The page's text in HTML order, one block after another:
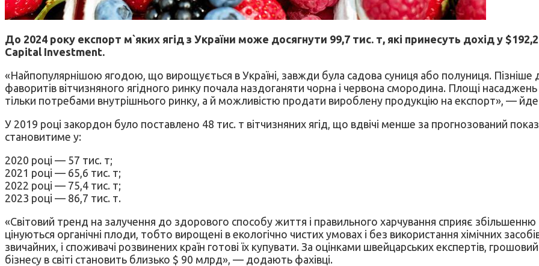
До 2024 року експорт м`яких ягід з України може досягнути 99,7 тис. т, які принесуть дохід у
Capital Investment.
«Найпопулярнішою ягодою, що вирощується в Україні, завжди була садова суниця або полуниця. Пізніше
фаворитів вітчизняного ягідного ринку почала наздоганяти чорна і червона смородина. Площі насаджень
тільки потребами внутрішнього ринку, а й можливістю продати вироблену продукцію на експорт», —
У 2019 році закордон було поставлено 48 тис. т вітчизняних ягід, що вдвічі менше за прогнозований
становитиме у:
2020 році — 57 тис. т;
2021 році — 65,6 тис. т;
2022 році — 75,4 тис. т;
2023 році — 86,7 тис. т.
«Світовий тренд на залучення до здорового способу життя і правильного харчування сприяє збільшенню
цінуються органічні плоди, тобто вирощені в екологічно чистих умовах і без використання хімічних
звичайних, і споживачі розвинених країн готові їх купувати. За оцінками швейцарських експертів,
бізнесу в світі становить близько $ 90 млрд», — додають фахівці.